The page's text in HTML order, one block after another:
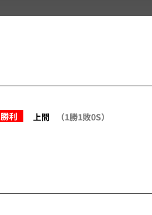
勝利 上間 （1勝1敗0S）